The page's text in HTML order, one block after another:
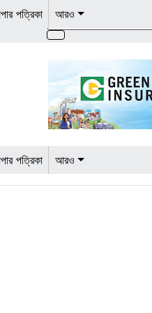
পত্রিকা আরও
পত্রিকা আরও